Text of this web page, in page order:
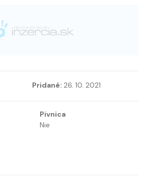
Pridané: 26. 10. 2021
Pivnica
Nie